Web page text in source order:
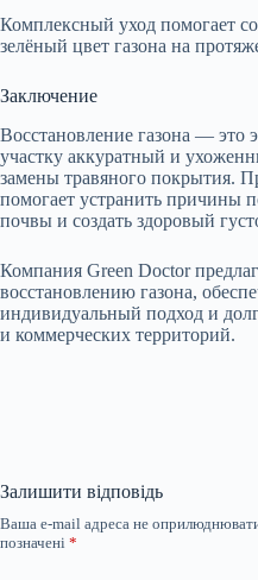
Комплексный уход помогает
зелёный цвет газона на
Заключение
Восстановление газона — это
участку аккуратный и
замены травяного покрытия.
помогает устранить причины
почвы и создать здоровый
Компания Green Doctor
восстановлению газона,
индивидуальный подход и
и коммерческих территорий.
Залишити відповідь
Ваша e-mail адреса не
позначені *